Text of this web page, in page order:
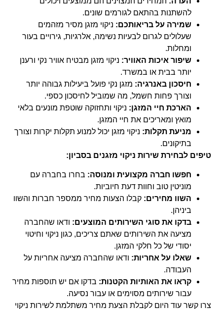
להשתנות בהתאם לגורמים שונים.
שמירה על בריאותכם: ניקוי מזגן מסיר מזהמים
שעלולים לגרום לבעיות נשימה, אלרגיות, גירויים בעור
ומחלות.
שיפור איכות האוויר: ניקוי מזגן מבטיח אוויר נקי ורענן
יותר בבית או במשרד.
חיסכון באנרגיה: מזגן נקי פועל ביעילות גבוהה יותר
וצורך פחות חשמל, מה שמוביל לחיסכון כספי.
הארכת חיי המזגן: ניקוי ותחזוקה שוטפת מונעים בלאי
מואץ ומאריכים את חיי המזגן.
מניעת תקלות: ניקוי מזגן יכול למנוע תקלות יקרות וצורך
בתיקונים.
טיפים לבחירת שירות ניקוי מזגנים בסביון:
חפשו חברה מקצועית ומנוסה: בחרו בחברה עם
מוניטין טוב וחוות דעת חיוביות.
השוו מחירים: קבלו הצעות מחיר ממספר חברות והשוו
ביניהן.
בדקו את סוגי השירותים המוצעים: ודאו שהחברה
מציעה את השירותים שאתם צריכים, כגון ניקוי וחיטוי
יסודי של כל חלקי המזגן.
שאלו על אחריות: ודאו שהחברה מציעה אחריות על
העבודה.
קראו את האותיות הקטנות: בדקו אם יש תוספות מחיר
עבור שירותים מסוימים או עבור נסיעה.
צרו קשר עוד היום לקבלת הצעת מחיר משתלמת לשירות ניקוי